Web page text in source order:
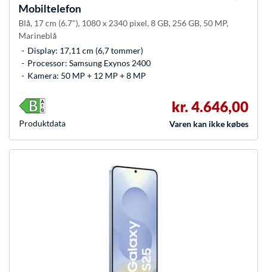
Mobiltelefon
Blå, 17 cm (6.7"), 1080 x 2340 pixel, 8 GB, 256 GB, 50 MP,
Marineblå
Display: 17,11 cm (6,7 tommer)
Processor: Samsung Exynos 2400
Kamera: 50 MP + 12 MP + 8 MP
kr. 4.646,00
Varen kan ikke købes
Produkt­data